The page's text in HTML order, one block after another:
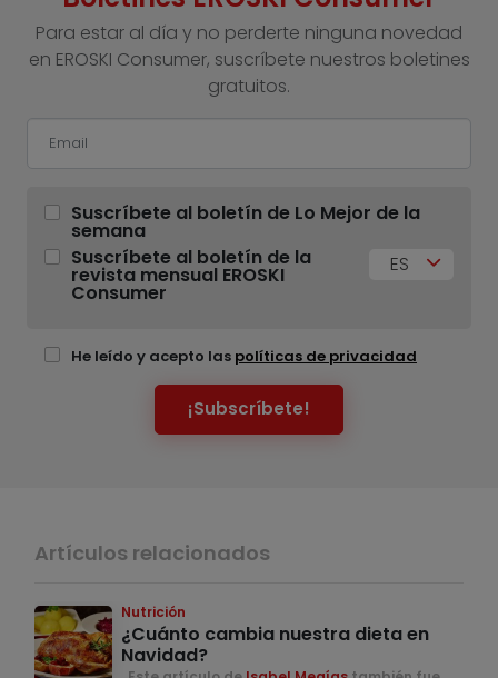
Para estar al día y no perderte ninguna novedad
en EROSKI Consumer, suscríbete nuestros boletines
gratuitos.
Suscríbete al boletín de Lo Mejor de la
semana
Suscríbete al boletín de la
revista mensual EROSKI
Consumer
ES
He leído y acepto las políticas de privacidad
¡Subscríbete!
Artículos relacionados
Nutrición
¿Cuánto cambia nuestra dieta en
Navidad?